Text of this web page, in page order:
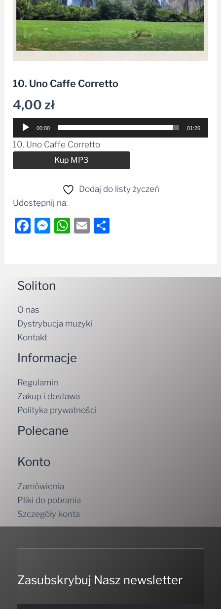
10. Uno Caffe Corretto
4,00zł
Odtwarzacz
plików
dźwiękowych
00:00 01:26
10. Uno Caffe Corretto
Kup MP3
Dodaj do listy życzeń
Udostępnij na:
Facebook
Messenger
WhatsApp
Email
Soliton
O nas
Dystrybucja muzyki
Kontakt
Informacje
Regulamin
Zakup i dostawa
Polityka prywatności
Polecane
Konto
Zamówienia
Pliki do pobrania
Szczegóły konta
Zasubskrybuj Nasz newsletter